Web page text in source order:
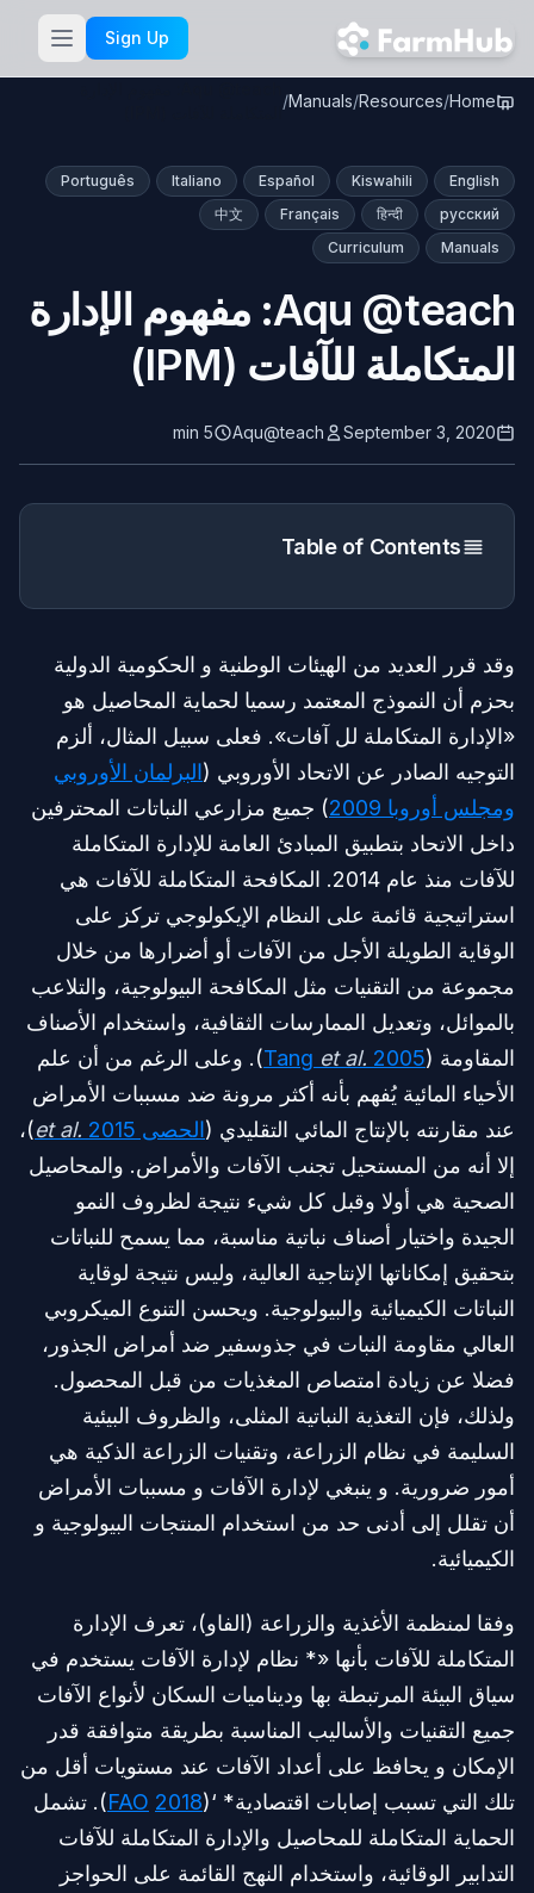
Skip to main content
Sign Up
Home
/
Resources
/
Manuals
/
المتكاملة للآفات (IPM)
English
Kiswahili
Español
Italiano
Português
русский
हिन्दी
Français
中文
Manuals
Curriculum
Aqu @teach: مفهوم الإدارة
المتكاملة للآفات (IPM)
September 3, 2020
Aqu@teach
5 min
Table of Contents
وقد قرر العديد من الهيئات الوطنية و الحكومية الدولية
بحزم أن النموذج المعتمد رسميا لحماية المحاصيل هو
«الإدارة المتكاملة لل آفات». فعلى سبيل المثال، ألزم
التوجيه الصادر عن الاتحاد الأوروبي (البرلمان الأوروبي
ومجلس أوروبا 2009
) جميع مزارعي النباتات المحترفين
داخل الاتحاد بتطبيق المبادئ العامة للإدارة المتكاملة
للآفات منذ عام 2014. المكافحة المتكاملة للآفات هي
استراتيجية قائمة على النظام الإيكولوجي تركز على
الوقاية الطويلة الأجل من الآفات أو أضرارها من خلال
مجموعة من التقنيات مثل المكافحة البيولوجية، والتلاعب
بالموائل، وتعديل الممارسات الثقافية، واستخدام الأصناف
المقاومة (
Tanget al. 2005
). وعلى الرغم من أن علم
الأحياء المائية يُفهم بأنه أكثر مرونة ضد مسببات الأمراض
عند مقارنته بالإنتاج المائي التقليدي (الحصى et al. 2015
)،
إلا أنه من المستحيل تجنب الآفات والأمراض. والمحاصيل
الصحية هي أولا وقبل كل شيء نتيجة لظروف النمو
الجيدة واختيار أصناف نباتية مناسبة، مما يسمح للنباتات
بتحقيق إمكاناتها الإنتاجية العالية، وليس نتيجة لوقاية
النباتات الكيميائية والبيولوجية. ويحسن التنوع الميكروبي
العالي مقاومة النبات في جذوسفير ضد أمراض الجذور،
فضلا عن زيادة امتصاص المغذيات من قبل المحصول.
ولذلك، فإن التغذية النباتية المثلى، والظروف البيئية
السليمة في نظام الزراعة، وتقنيات الزراعة الذكية هي
أمور ضرورية. و ينبغي لإدارة الآفات و مسببات الأمراض
أن تقلل إلى أدنى حد من استخدام المنتجات البيولوجية و
الكيميائية.
وفقا لمنظمة الأغذية والزراعة (الفاو)، تعرف الإدارة
المتكاملة للآفات بأنها «* نظام لإدارة الآفات يستخدم في
سياق البيئة المرتبطة بها وديناميات السكان لأنواع الآفات
جميع التقنيات والأساليب المناسبة بطريقة متوافقة قدر
الإمكان و يحافظ على أعداد الآفات عند مستويات أقل من
تلك التي تسبب إصابات اقتصادية* ‘(
FAO 2018
). تشمل
الحماية المتكاملة للمحاصيل والإدارة المتكاملة للآفات
التدابير الوقائية، واستخدام النهج القائمة على الحواجز